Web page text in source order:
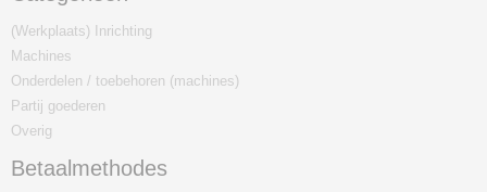
(Werkplaats) Inrichting
Machines
Onderdelen / toebehoren (machines)
Partij goederen
Overig
Betaalmethodes